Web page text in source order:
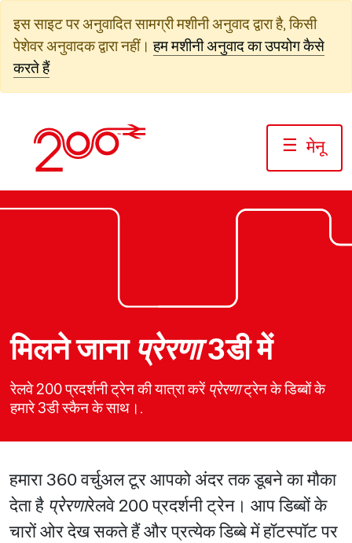
जाएं
इस साइट पर अनुवादित सामग्री मशीनी अनुवाद द्वारा है, किसी
पेशेवर अनुवादक द्वारा नहीं। हम मशीनी अनुवाद का उपयोग कैसे
करते हैं
☰ मेनू
मिलने जाना प्रेरणा3डी में
रेलवे 200 प्रदर्शनी ट्रेन की यात्रा करें प्रेरणाट्रेन के डिब्बों के
हमारे 3डी स्कैन के साथ।.
हमारा 360 वर्चुअल टूर आपको अंदर तक डूबने का मौका
देता है प्रेरणारेलवे 200 प्रदर्शनी ट्रेन। आप डिब्बों के
चारों ओर देख सकते हैं और प्रत्येक डिब्बे में हॉटस्पॉट पर